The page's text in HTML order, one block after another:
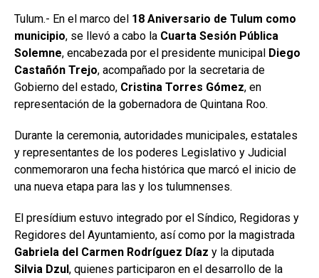
Tulum.- En el marco del 18 Aniversario de Tulum como
municipio, se llevó a cabo la Cuarta Sesión Pública
Solemne, encabezada por el presidente municipal Diego
Castañón Trejo, acompañado por la secretaria de
Gobierno del estado, Cristina Torres Gómez, en
representación de la gobernadora de Quintana Roo.
Durante la ceremonia, autoridades municipales, estatales
y representantes de los poderes Legislativo y Judicial
conmemoraron una fecha histórica que marcó el inicio de
una nueva etapa para las y los tulumnenses.
El presídium estuvo integrado por el Síndico, Regidoras y
Regidores del Ayuntamiento, así como por la magistrada
Gabriela del Carmen Rodríguez Díaz y la diputada
Silvia Dzul, quienes participaron en el desarrollo de la